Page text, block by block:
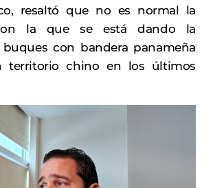
resaltó que no es normal la
la que se está dando la
con bandera panameña
territorio chino en los últimos